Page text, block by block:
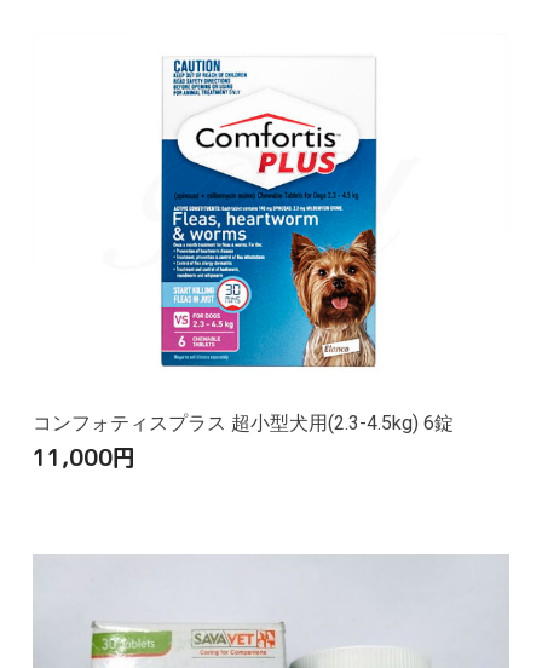
コンフォティスプラス 超小型犬用(2.3-4.5kg) 6錠
11,000円